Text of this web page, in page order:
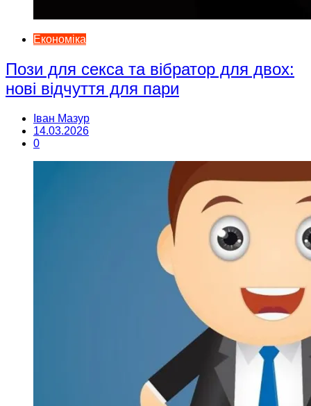
Економіка
Пози для секса та вібратор для двох:
нові відчуття для пари
Іван Мазур
14.03.2026
0